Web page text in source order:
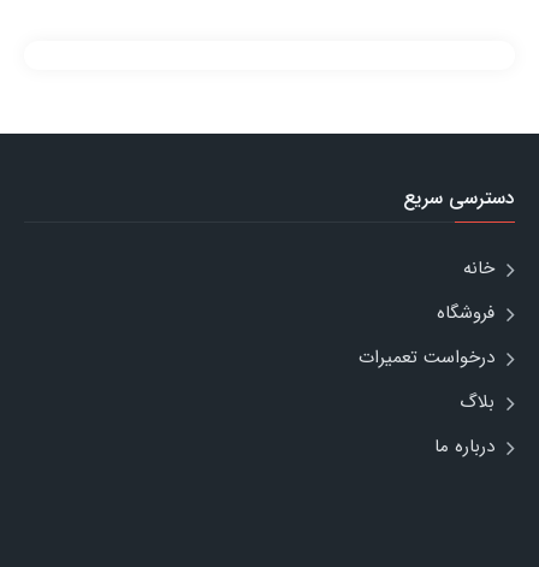
دسترسی سریع
خانه
فروشگاه
درخواست تعمیرات
بلاگ
درباره ما